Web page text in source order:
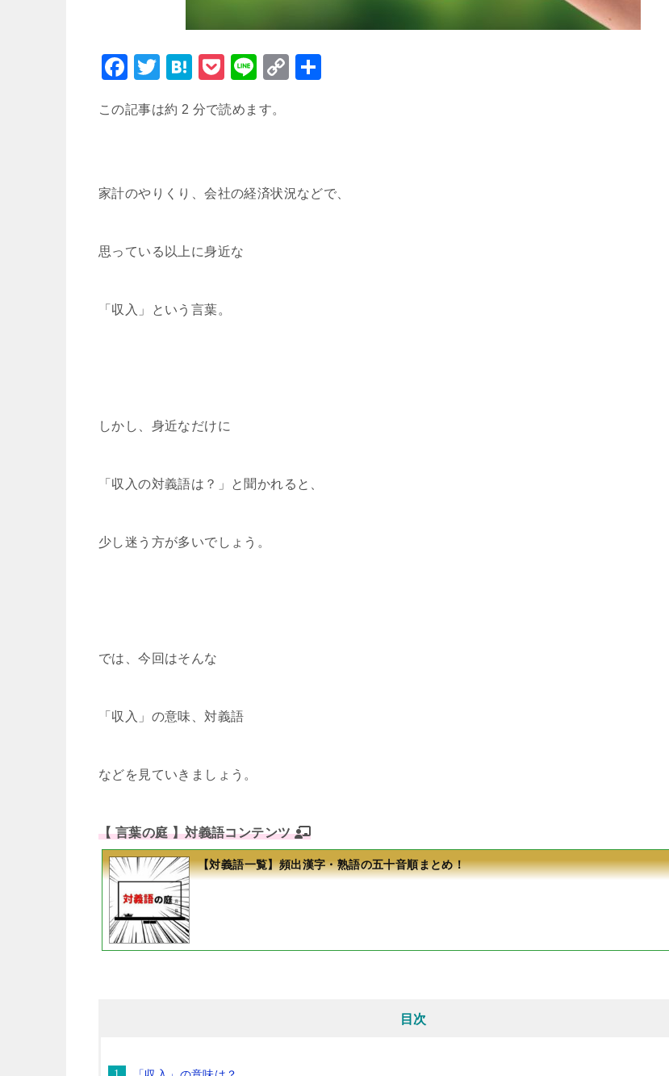
F
c
o
k
T
tt
H
e
P
c
Li
e
C
n
この記事は約 2 分で読めます。
家計のやりくり、会社の経済状況などで、
思っている以上に身近な
「収入」という言葉。
しかし、身近なだけに
「収入の対義語は？」と聞かれると、
少し迷う方が多いでしょう。
では、今回はそんな
「収入」の意味、対義語
などを見ていきましょう。
【 言葉の庭 】対義語コンテンツ
【対義語一覧】頻出漢字・熟語の五十音順まとめ！
目次